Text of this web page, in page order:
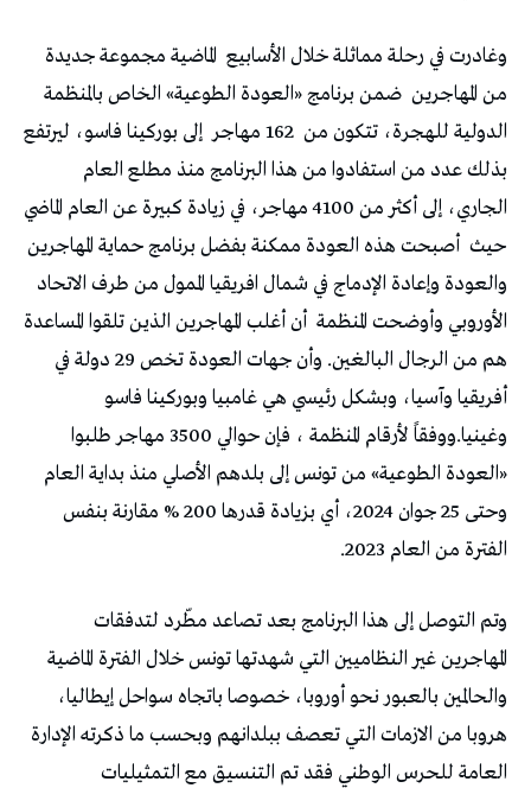
وغادرت في رحلة مماثلة خلال الأسابيع الماضية مجموعة جديدة
من المهاجرين ضمن برنامج «العودة الطوعية» الخاص بالمنظمة
الدولية للهجرة، تتكون من 162 مهاجر
إلى بوركينا فاسو، ليرتفع
بذلك عدد من استفادوا من هذا البرنامج منذ مطلع العام
الجاري، إلى أكثر من 4100 مهاجر، في زيادة كبيرة عن العام الماضي
حيث أصبحت هذه العودة ممكنة بفضل برنامج حماية المهاجرين
والعودة وإعادة الإدماج في شمال افريقيا الممول من طرف الاتحاد
الأوروبي وأوضحت المنظمة أن أغلب المهاجرين الذين تلقوا المساعدة
هم من الرجال البالغين. وأن جهات العودة تخص 29 دولة في
أفريقيا وآسيا، وبشكل رئيسي هي غامبيا وبوركينا فاسو
وغينيا.ووفقاً لأرقام المنظمة ، فإن حوالي 3500 مهاجر طلبوا
«العودة الطوعية» من تونس إلى بلدهم الأصلي منذ بداية العام
وحتى 25 جوان 2024، أي بزيادة قدرها 200 % مقارنة بنفس
الفترة من العام 2023.
وتم التوصل إلى هذا البرنامج بعد تصاعد مطّرد لتدفقات
المهاجرين غير النظاميين التي شهدتها تونس خلال الفترة الماضية
والحالمين بالعبور نحو أوروبا، خصوصا باتجاه سواحل إيطاليا،
هروبا من الازمات التي تعصف ببلدانهم وبحسب ما ذكرته الإدارة
العامة للحرس الوطني فقد تم التنسيق مع التمثيليات